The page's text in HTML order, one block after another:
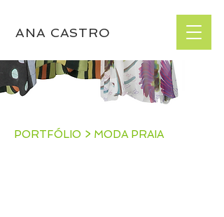
ANA CASTRO
naara
PORTFÓLIO > MODA PRAIA